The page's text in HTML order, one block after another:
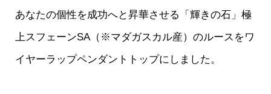
あなたの個性を成功へと昇華させる「輝きの石」極
上スフェーンSA（※マダガスカル産）のルースをワ
イヤーラップペンダントトップにしました。